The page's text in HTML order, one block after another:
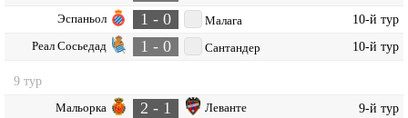
Эспаньол 1 - 0 Малага 10-й тур
Реал Сосьедад 1 - 0 Сантандер 10-й тур
9 тур
Мальорка 2 - 1 Леванте 9-й тур